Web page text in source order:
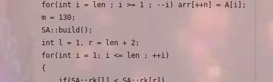
    for(int i = len ; i >= 1 ; --i) arr[++n] = A[i];
    m = 130;
    SA::build();
    int l = 1, r = len + 2;
    for(int i = 1; i <= len ; ++i)
    {